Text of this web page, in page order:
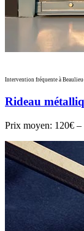
Intervention fréquente à
Rideau
Prix moyen: 120€ –